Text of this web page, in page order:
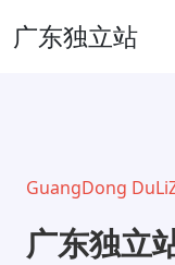
广东独立站
GuangDong
广东独立